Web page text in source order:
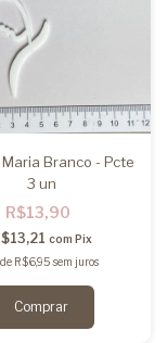
Branco - Pcte
3 un
R$13,90
com Pix
de R$6,95 sem juros